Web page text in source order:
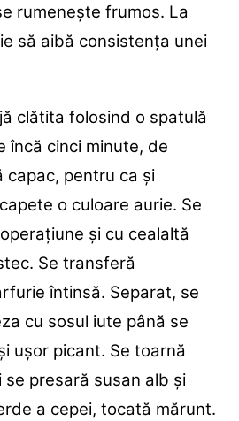
rumenește frumos. La
să aibă consistența unei
clătita folosind o spatulă
încă cinci minute, de
pentru ca și
o culoare aurie. Se
și cu cealaltă
Se transferă
întinsă. Separat, se
cu sosul iute până se
ușor picant. Se toarnă
presară susan alb și
a cepei, tocată mărunt.